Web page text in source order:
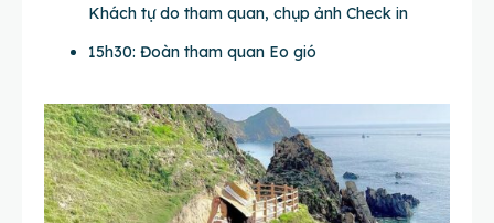
Khách tự do tham quan, chụp ảnh Check in
15h30: Đoàn tham quan Eo gió